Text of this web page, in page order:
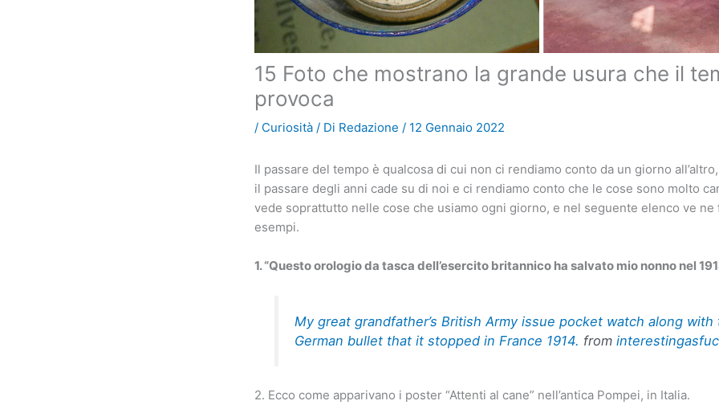
15 Foto che mostrano la grande usura che il
provoca
/ Curiosità / Di Redazione / 12 Gennaio 2022
Il passare del tempo è qualcosa di cui non ci rendiamo conto da un giorno
il passare degli anni cade su di noi e ci rendiamo conto che le cose sono molto
vede soprattutto nelle cose che usiamo ogni giorno, e nel seguente elenco ve ne
esempi.
1. “Questo orologio da tasca dell’esercito britannico ha salvato mio nonno nel
My great grandfather’s British Army issue pocket watch along with
German bullet that it stopped in France 1914. from
2. Ecco come apparivano i poster “Attenti al cane” nell’antica Pompei, in Italia.